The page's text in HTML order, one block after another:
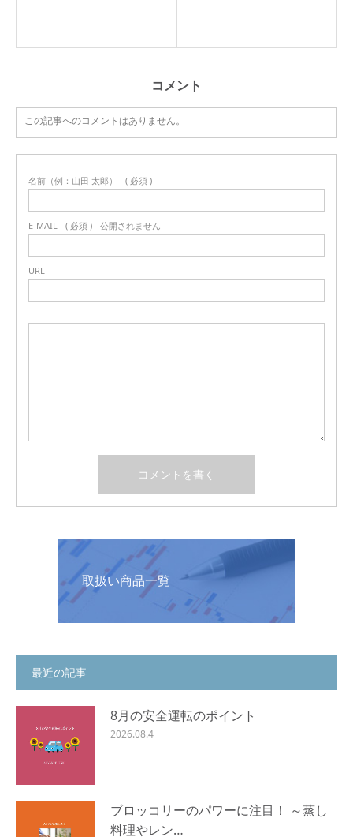
コメント
この記事へのコメントはありません。
名前（例：山田 太郎） ( 必須 )
E-MAIL ( 必須 ) - 公開されません -
URL
取扱い商品一覧
最近の記事
8月の安全運転のポイント
2026.08.4
ブロッコリーのパワーに注目！ ～蒸し
料理やレン…